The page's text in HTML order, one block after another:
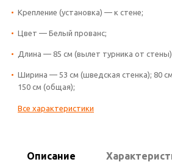
Крепление (установка) — к стене;
Цвет — Белый прованс;
Длина — 85 см (вылет турника от
Ширина — 53 см (шведская стенка); 80
150 см (общая);
Все характеристики
Описание